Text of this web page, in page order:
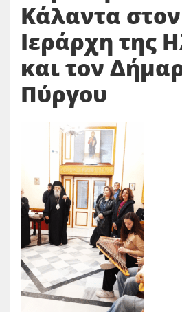
Κάλαντα στον
Ιεράρχη της
και τον
Πύργου